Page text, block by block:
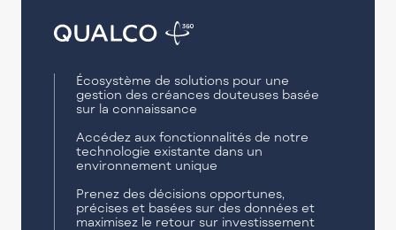
Écosystème de solutions pour une
gestion des créances douteuses basée
sur la connaissance
Accédez aux fonctionnalités de notre
technologie existante dans un
environnement unique
Prenez des décisions opportunes,
précises et basées sur des données et
maximisez le retour sur investissement